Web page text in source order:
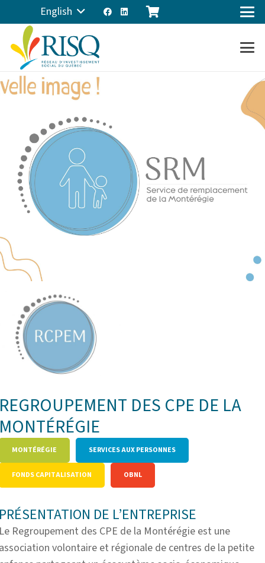
English
DES CPE DE LA
MONTÉRÉGIE SERVICES AUX PERSONNES
FONDS CAPITALISATION OBNL
DE L’ENTREPRISE
Regroupement des CPE de la Montérégie est une
volontaire et régionale de centres de la petite